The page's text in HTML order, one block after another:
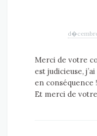
d�cembre
Merci de votre
est judicieuse,
en conséquence !
Et merci de